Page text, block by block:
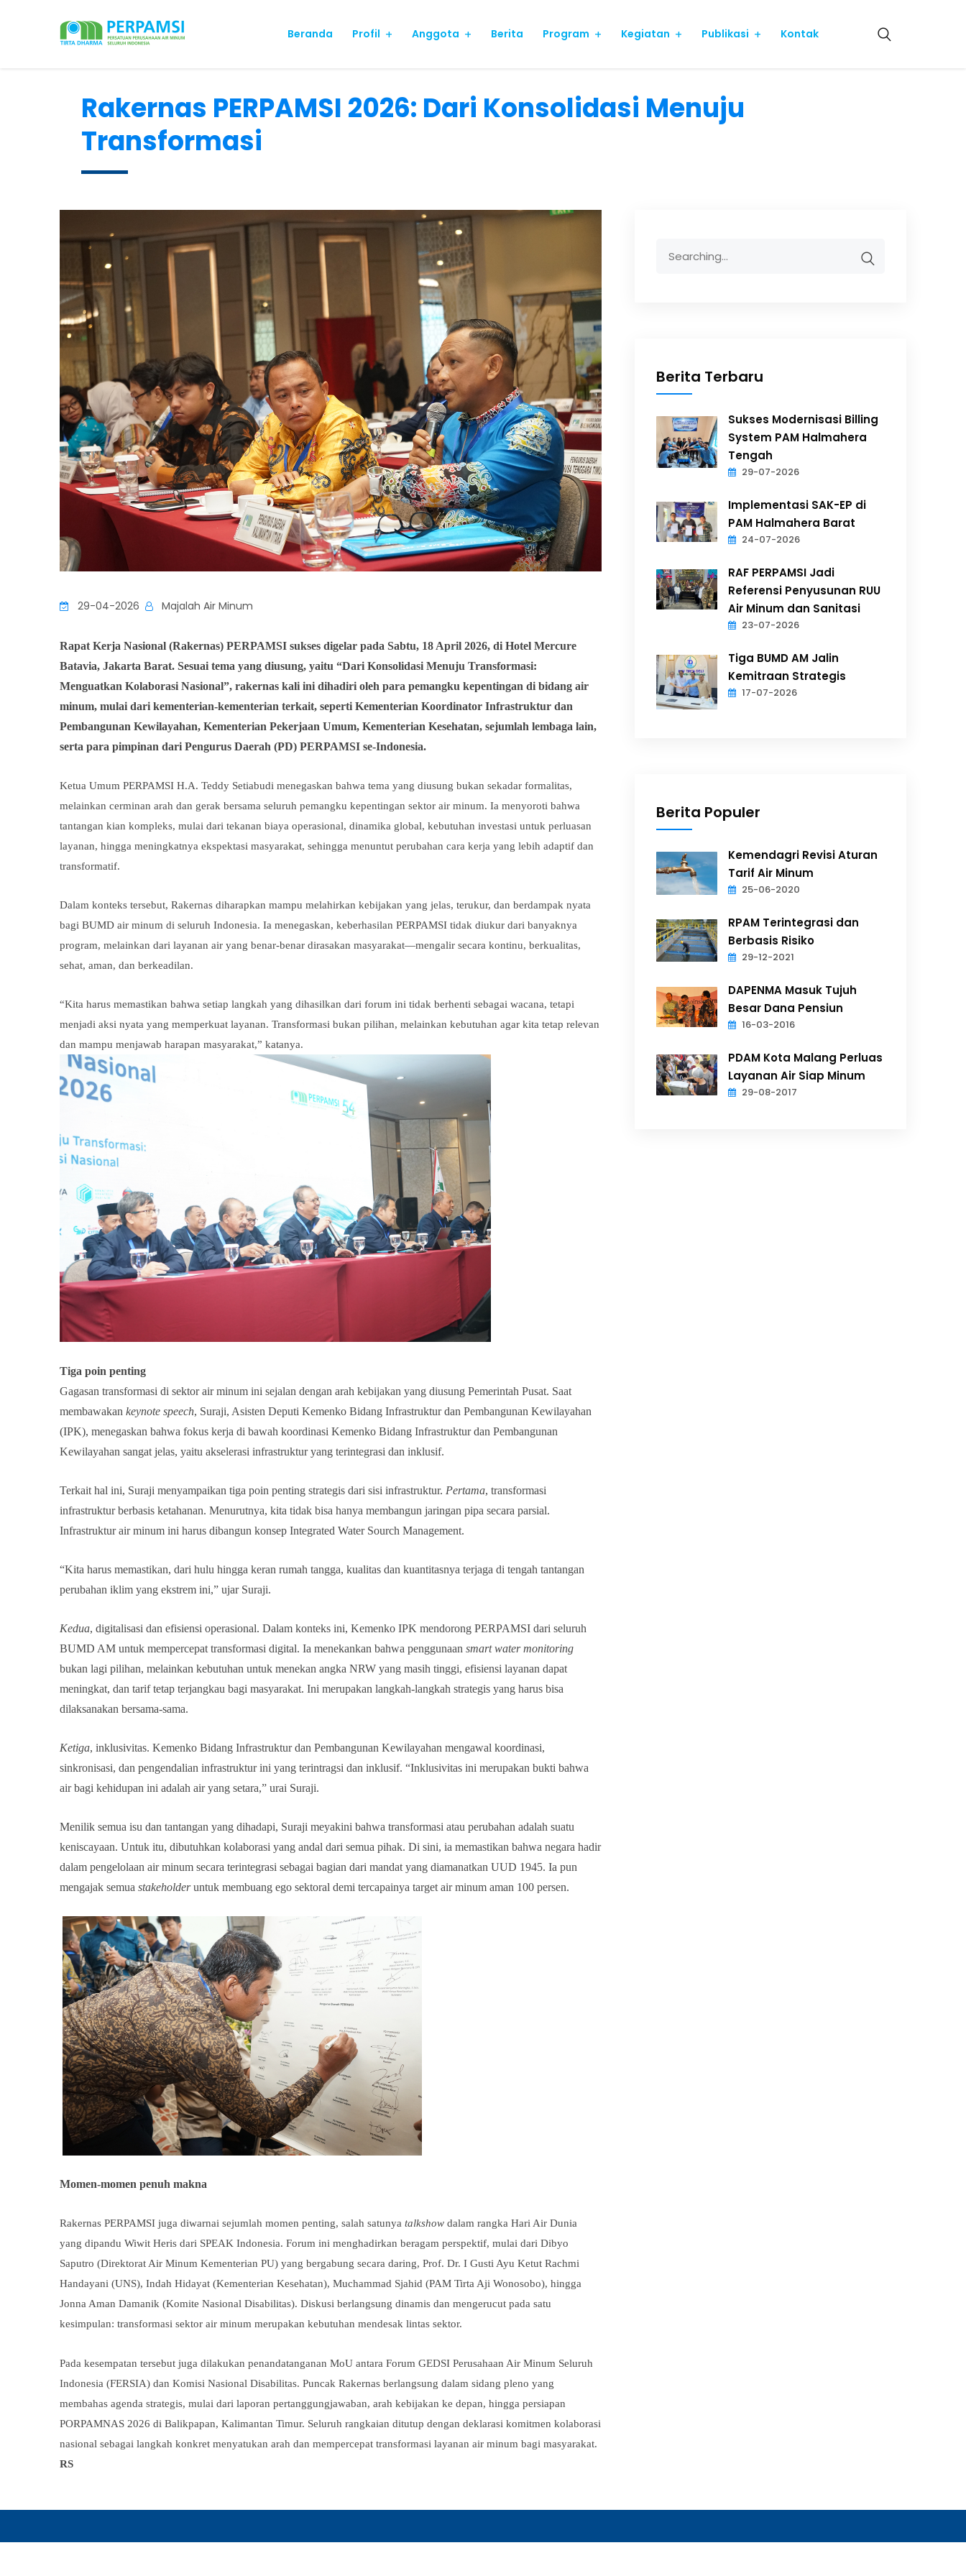
Beranda Profil Anggota Berita Program Kegiatan Publikasi Kontak
Rakernas PERPAMSI 2026: Dari Konsolidasi Menuju
Transformasi
Berita Terbaru
Sukses Modernisasi Billing
System PAM Halmahera
Tengah
29-07-2026
Implementasi SAK-EP di
PAM Halmahera Barat
24-07-2026
RAF PERPAMSI Jadi
Referensi Penyusunan RUU
Air Minum dan Sanitasi
23-07-2026
Tiga BUMD AM Jalin
Kemitraan Strategis
17-07-2026
Berita Populer
Kemendagri Revisi Aturan
Tarif Air Minum
25-06-2020
RPAM Terintegrasi dan
Berbasis Risiko
29-12-2021
DAPENMA Masuk Tujuh
Besar Dana Pensiun
16-03-2016
PDAM Kota Malang Perluas
Layanan Air Siap Minum
29-08-2017
29-04-2026 Majalah Air Minum
Rapat Kerja Nasional (Rakernas)PERPAMSI sukses digelarpada Sabtu, 18 April 2026, di Hotel Mercure
Batavia, Jakarta Barat. Sesuai tema yang diusung, yaitu “Dari Konsolidasi Menuju Transformasi:
Menguatkan Kolaborasi Nasional”, rakernas kali ini dihadiri oleh para pemangku kepentingan di bidang air
minum, mulai dari kementerian-kementerian terkait, seperti Kementerian Koordinator Infrastruktur dan
Pembangunan Kewilayahan, Kementerian Pekerjaan Umum, Kementerian Kesehatan, sejumlah lembaga lain,
serta para pimpinan dari Pengurus Daerah (PD) PERPAMSI se-Indonesia.
Ketua Umum PERPAMSI H.A. Teddy Setiabudi menegaskan bahwa tema yang diusung bukan sekadar formalitas,
melainkan cerminan arah dan gerak bersama seluruh pemangku kepentingan sektor air minum. Ia menyoroti bahwa
tantangan kian kompleks, mulai dari tekanan biaya operasional, dinamika global, kebutuhan investasi untuk perluasan
layanan, hingga meningkatnya ekspektasi masyarakat, sehingga menuntut perubahan cara kerja yang lebih adaptif dan
transformatif.
Dalam konteks tersebut, Rakernas diharapkan mampu melahirkan kebijakan yang jelas, terukur, dan berdampak nyata
bagi BUMD air minum di seluruh Indonesia. Ia menegaskan, keberhasilan PERPAMSI tidak diukur dari banyaknya
program, melainkan dari layanan air yang benar-benar dirasakan masyarakat—mengalir secara kontinu, berkualitas,
sehat, aman, dan berkeadilan.
“Kita harus memastikan bahwa setiap langkah yang dihasilkan dari forum ini tidak berhenti sebagai wacana, tetapi
menjadi aksi nyata yang memperkuat layanan. Transformasi bukan pilihan, melainkan kebutuhan agar kita tetap relevan
dan mampu menjawab harapan masyarakat,” katanya.
Tiga poin penting
Gagasan transformasi di sektor air minum ini sejalan dengan arah kebijakan yang diusung Pemerintah Pusat. Saat
membawakankeynote speech, Suraji, Asisten Deputi Kemenko Bidang Infrastruktur dan Pembangunan Kewilayahan
(IPK), menegaskan bahwa fokus kerja di bawah koordinasi Kemenko Bidang Infrastruktur dan Pembangunan
Kewilayahan sangat jelas, yaitu akselerasi infrastruktur yang terintegrasi dan inklusif.
Terkait hal ini, Suraji menyampaikan tiga poin penting strategis dari sisi infrastruktur. Pertama, transformasi
infrastruktur berbasis ketahanan. Menurutnya, kita tidak bisa hanya membangun jaringan pipa secara parsial.
Infrastruktur air minum ini harus dibangun konsep Integrated Water Sourch Management.
“Kita harus memastikan, dari hulu hingga keran rumah tangga, kualitas dan kuantitasnya terjaga di tengah tantangan
perubahan iklim yang ekstrem ini,” ujar Suraji.
Kedua, digitalisasi dan efisiensi operasional. Dalam konteks ini, Kemenko IPK mendorong PERPAMSI dari seluruh
BUMD AM untuk mempercepat transformasi digital. Ia menekankan bahwa penggunaansmart water monitoring
bukan lagi pilihan, melainkan kebutuhan untuk menekan angka NRW yang masih tinggi, efisiensi layanan dapat
meningkat, dan tarif tetap terjangkau bagi masyarakat. Ini merupakan langkah-langkah strategis yang harus bisa
dilaksanakan bersama-sama.
Ketiga,inklusivitas. Kemenko Bidang Infrastruktur dan Pembangunan Kewilayahan mengawal koordinasi,
sinkronisasi, dan pengendalian infrastruktur ini yang terintragsi dan inklusif. “Inklusivitas ini merupakan bukti bahwa
air bagi kehidupan ini adalah air yang setara,” urai Suraji.
Menilik semua isu dan tantangan yang dihadapi, Suraji meyakini bahwa transformasi atau perubahan adalah suatu
keniscayaan. Untuk itu, dibutuhkan kolaborasi yang andal dari semua pihak. Di sini, ia memastikan bahwa negara hadir
dalam pengelolaan air minum secara terintegrasi sebagai bagian dari mandat yang diamanatkan UUD 1945. Ia pun
mengajak semuastakeholderuntuk membuang ego sektoral demi tercapainya target air minum aman 100 persen.
Momen-momen penuh makna
Rakernas PERPAMSI juga diwarnai sejumlah momen penting, salah satunyatalkshow dalam rangka Hari Air Dunia
yang dipandu Wiwit Heris dari SPEAK Indonesia. Forum ini menghadirkan beragam perspektif, mulai dari Dibyo
Saputro (Direktorat Air Minum Kementerian PU) yang bergabung secara daring, Prof. Dr. I Gusti Ayu Ketut Rachmi
Handayani (UNS), Indah Hidayat (Kementerian Kesehatan), Muchammad Sjahid (PAM Tirta Aji Wonosobo), hingga
Jonna Aman Damanik (Komite Nasional Disabilitas). Diskusi berlangsung dinamis dan mengerucut pada satu
kesimpulan: transformasi sektor air minum merupakan kebutuhan mendesak lintas sektor.
Pada kesempatan tersebut juga dilakukan penandatanganan MoU antaraForum GEDSI Perusahaan Air Minum Seluruh
Indonesia (FERSIA)dan Komisi Nasional Disabilitas. Puncak Rakernas berlangsung dalam sidang pleno yang
membahas agenda strategis, mulai dari laporan pertanggungjawaban, arah kebijakan ke depan, hingga persiapan
PORPAMNAS 2026 di Balikpapan, Kalimantan Timur. Seluruh rangkaian ditutup dengan deklarasi komitmen kolaborasi
nasional sebagai langkah konkret menyatukan arah dan mempercepat transformasi layanan air minum bagi masyarakat.
RS